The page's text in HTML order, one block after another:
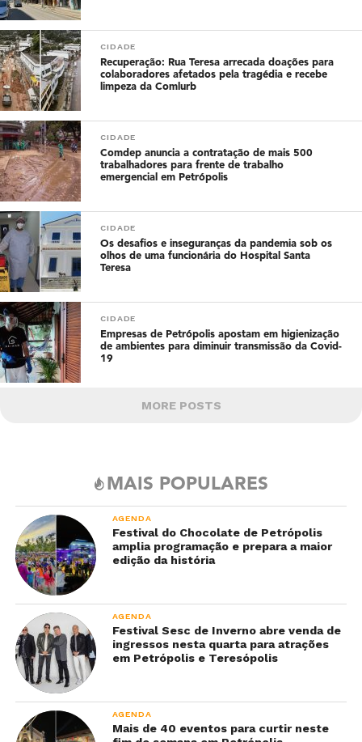
CIDADE
Recuperação: Rua Teresa arrecada doações para
colaboradores afetados pela tragédia e recebe
limpeza da Comlurb
CIDADE
Comdep anuncia a contratação de mais 500
trabalhadores para frente de trabalho
emergencial em Petrópolis
CIDADE
Os desafios e inseguranças da pandemia sob os
olhos de uma funcionária do Hospital Santa
Teresa
CIDADE
Empresas de Petrópolis apostam em higienização
de ambientes para diminuir transmissão da Covid-
19
MORE POSTS
MAIS POPULARES
AGENDA
Festival do Chocolate de Petrópolis
amplia programação e prepara a maior
edição da história
AGENDA
Festival Sesc de Inverno abre venda de
ingressos nesta quarta para atrações
em Petrópolis e Teresópolis
AGENDA
Mais de 40 eventos para curtir neste